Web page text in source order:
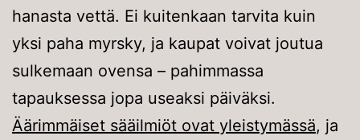
hanasta vettä. Ei kuitenkaan tarvita kuin
yksi paha myrsky, ja kaupat voivat joutua
sulkemaan ovensa – pahimmassa
tapauksessa jopa useaksi päiväksi.
Äärimmäiset sääilmiöt ovat yleistymässä, ja